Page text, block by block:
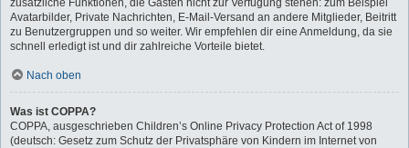
zusätzliche Funktionen, die Gästen nicht zur Verfügung stehen: zum Beispiel
Avatarbilder, Private Nachrichten, E-Mail-Versand an andere Mitglieder, Beitritt
zu Benutzergruppen und so weiter. Wir empfehlen dir eine Anmeldung, da sie
schnell erledigt ist und dir zahlreiche Vorteile bietet.
Nach oben
Was ist COPPA?
COPPA, ausgeschrieben Children’s Online Privacy Protection Act of 1998
(deutsch: Gesetz zum Schutz der Privatsphäre von Kindern im Internet von